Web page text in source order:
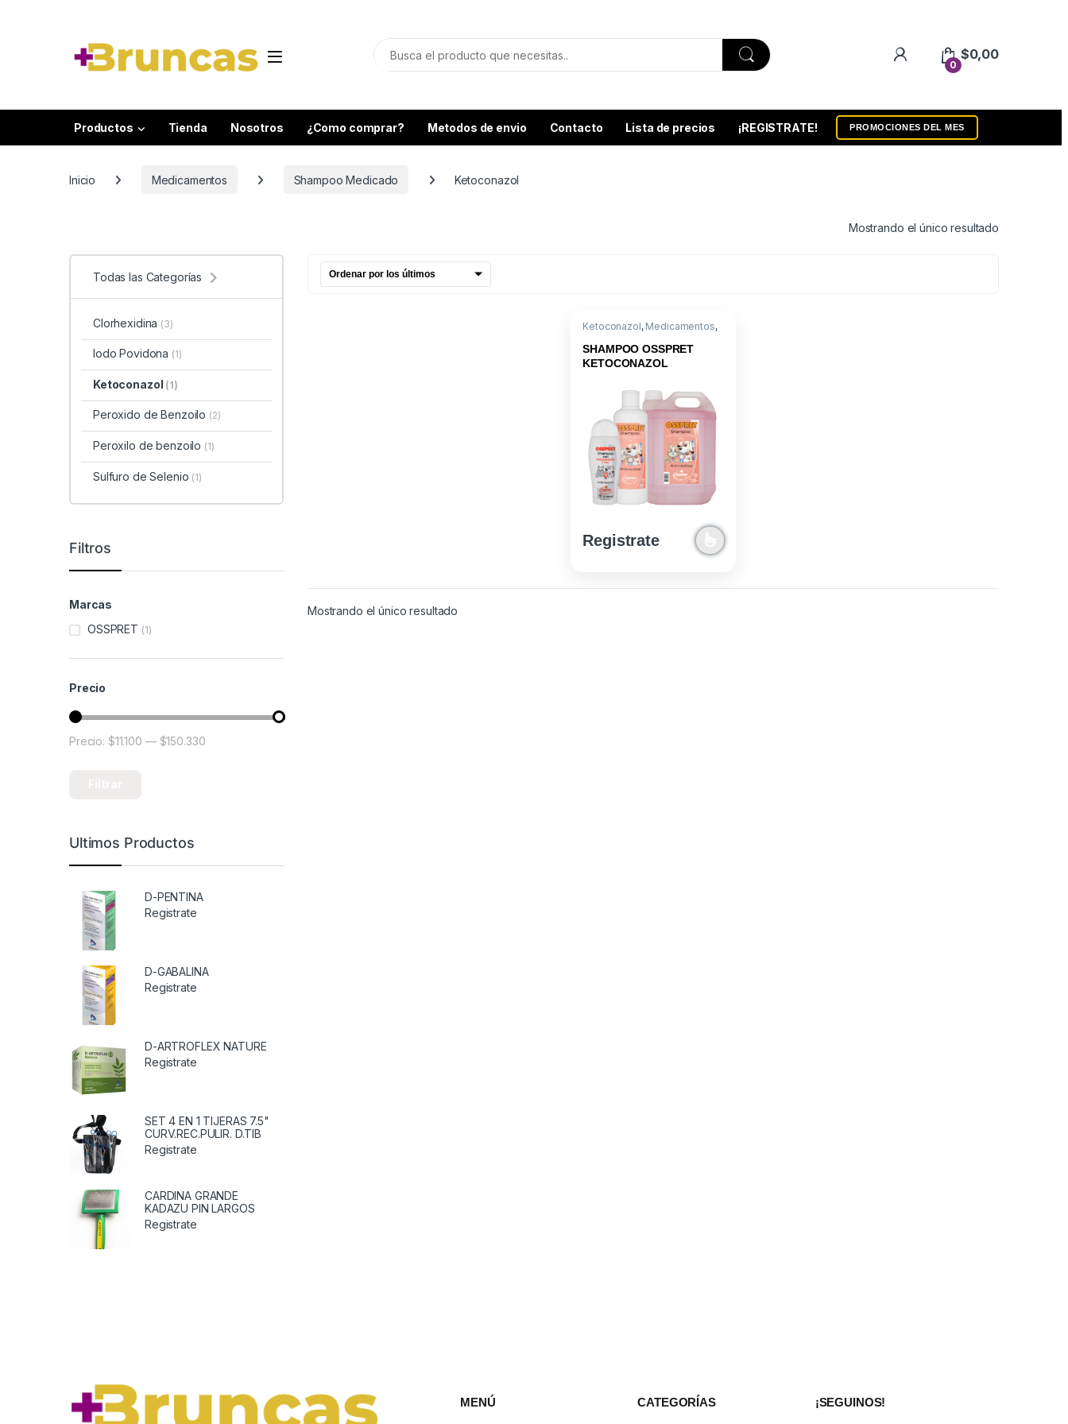
0
$0,00
Productos Tienda Nosotros ¿Como comprar? Metodos de envio Contacto Lista de precios ¡REGISTRATE! PROMOCIONES DEL MES
Inicio Medicamentos Shampoo Medicado Ketoconazol
Mostrando el único resultado
Ketoconazol, Medicamentos,
SHAMPOO OSSPRET
KETOCONAZOL
Registrate
Mostrando el único resultado
Todas las Categorías
Clorhexidina (3)
Iodo Povidona (1)
Ketoconazol (1)
Peroxido de Benzoilo (2)
Peroxilo de benzoilo (1)
Sulfuro de Selenio (1)
Filtros
Marcas
OSSPRET (1)
Precio
Precio mínimo
Precio máximo
Precio: $11.100 — $150.330
Ultimos Productos
D-PENTINA
Registrate
D-GABALINA
Registrate
D-ARTROFLEX NATURE
Registrate
SET 4 EN 1 TIJERAS 7.5"
CURV.REC.PULIR. D.TIB
Registrate
CARDINA GRANDE
KADAZU PIN LARGOS
Registrate
MENÚ CATEGORÍAS ¡SEGUINOS!